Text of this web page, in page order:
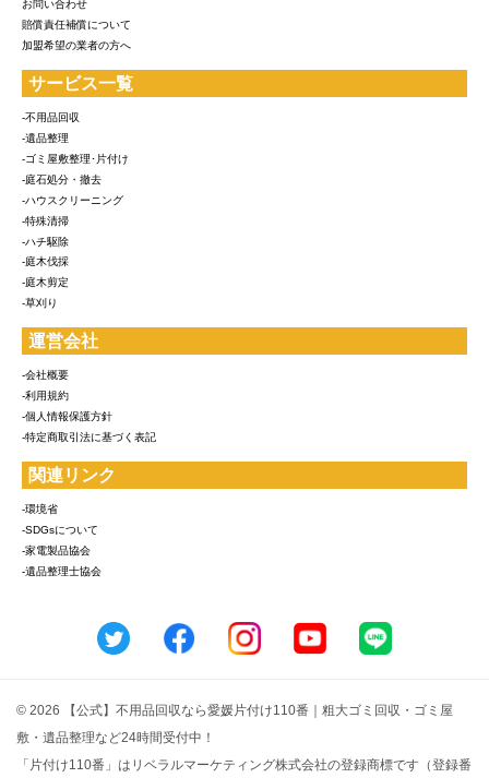
お問い合わせ
賠償責任補償について
加盟希望の業者の方へ
サービス一覧
-不用品回収
-遺品整理
-ゴミ屋敷整理･片付け
-庭石処分・撤去
-ハウスクリーニング
-特殊清掃
-ハチ駆除
-庭木伐採
-庭木剪定
-草刈り
運営会社
-会社概要
-利用規約
-個人情報保護方針
-特定商取引法に基づく表記
関連リンク
-環境省
-SDGsについて
-家電製品協会
-遺品整理士協会
© 2026 【公式】不用品回収なら愛媛片付け110番｜粗大ゴミ回収・ゴミ屋
敷・遺品整理など24時間受付中！
「片付け110番」はリベラルマーケティング株式会社の登録商標です（登録番